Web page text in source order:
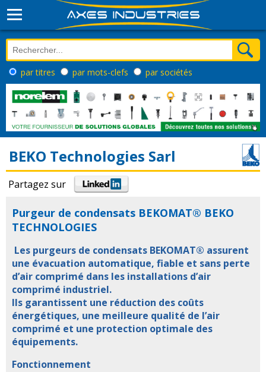
par titres par mots-clefs par sociétés
BEKO Technologies Sarl
Partagez sur
Purgeur de condensats BEKOMAT® BEKO
TECHNOLOGIES
Les purgeurs de condensats BEKOMAT® assurent
une évacuation automatique, fiable et sans perte
d’air comprimé dans les installations d’air
comprimé industriel.
Ils garantissent une réduction des coûts
énergétiques, une meilleure qualité de l’air
comprimé et une protection optimale des
équipements.
Fonctionnement